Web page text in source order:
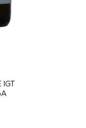
IGT